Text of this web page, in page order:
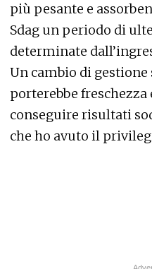
più pesante e
Sdag un periodo di
determinate
Un cambio di gestione
porterebbe
conseguire risultati
che ho avuto il